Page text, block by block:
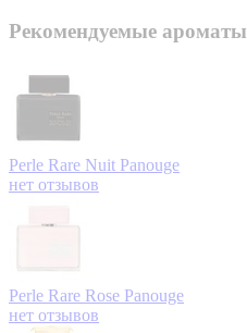
Рекомендуемые ароматы
Perle Rare Nuit Panouge
нет отзывов
Perle Rare Rose Panouge
нет отзывов